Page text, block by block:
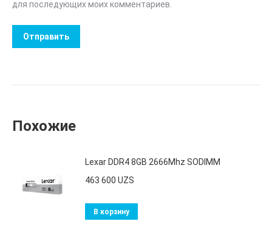
для последующих моих комментариев.
Похожие
Lexar DDR4 8GB 2666Mhz SODIMM
463 600 UZS
В корзину